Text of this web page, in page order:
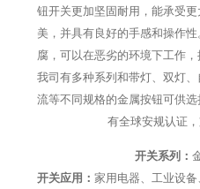
钮开关更加坚固耐用，能承受
美，并具有良好的手感和操作
腐，可以在恶劣的环境下工作
我司有多种系列和带灯、双灯
流等不同规格的金属按钮可供
有全球安规认证，
开关系列：
开关应用： 家用电器、工业设